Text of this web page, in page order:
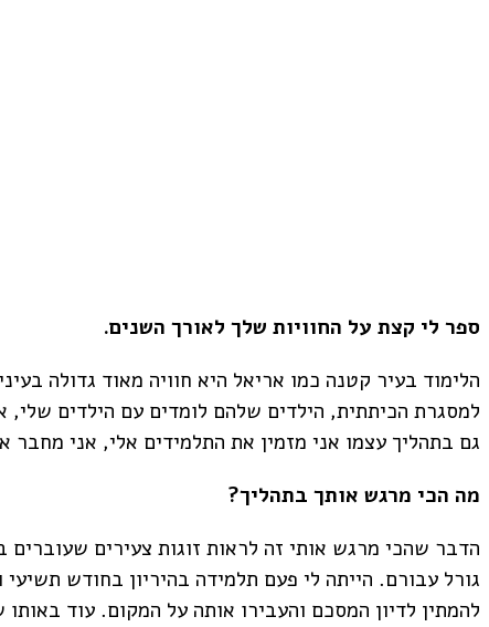
ספר לי קצת על החוויות שלך לאורך השנים.
הלימוד בעיר קטנה כמו אריאל היא חוויה מאוד גדולה
למסגרת הכיתתית, הילדים שלהם לומדים עם הילדים שלי,
גם בתהליך עצמו אני מזמין את התלמידים אלי, אני מחבר
מה הכי מרגש אותך בתהליך?
הדבר שהכי מרגש אותי זה לראות זוגות צעירים
גורל עבורם. הייתה לי פעם תלמידה בהיריון בחודש תשיעי
להמתין לדיון המסכם והעבירו אותה על המקום. עוד